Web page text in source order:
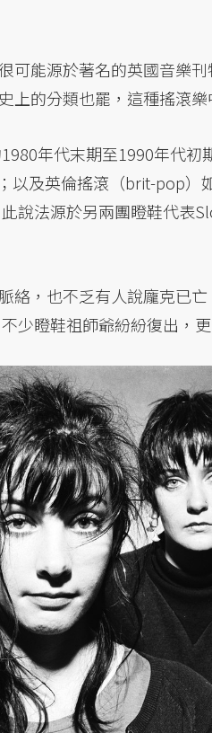
可能源於著名的英國音樂刊
上的分類也罷，這種搖滾
年代末期至1990年代
以及英倫搖滾（brit-pop）
說法源於另兩團瞪鞋代表
絡，也不乏有人說龐克已
少瞪鞋祖師爺紛紛復出，